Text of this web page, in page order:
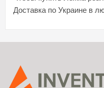
Доставка по Украине в